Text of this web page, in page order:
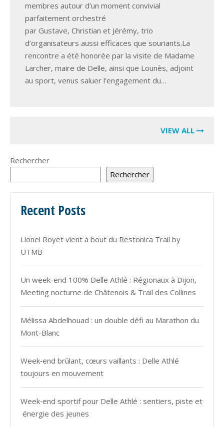
membres autour d’un moment convivial
parfaitement orchestré
par Gustave, Christian et Jérémy, trio
d’organisateurs aussi efficaces que souriants.La
rencontre a été honorée par la visite de Madame
Larcher, maire de Delle, ainsi que Lounès, adjoint
au sport, venus saluer l’engagement du…
VIEW ALL
Rechercher
Rechercher
Recent Posts
Lionel Royet vient à bout du Restonica Trail by
UTMB
Un week-end 100% Delle Athlé : Régionaux à Dijon,
Meeting nocturne de Châtenois & Trail des Collines
Mélissa Abdelhouad : un double défi au Marathon du
Mont-Blanc
Week‑end brûlant, cœurs vaillants : Delle Athlé
toujours en mouvement
Week‑end sportif pour Delle Athlé : sentiers, piste et
énergie des jeunes